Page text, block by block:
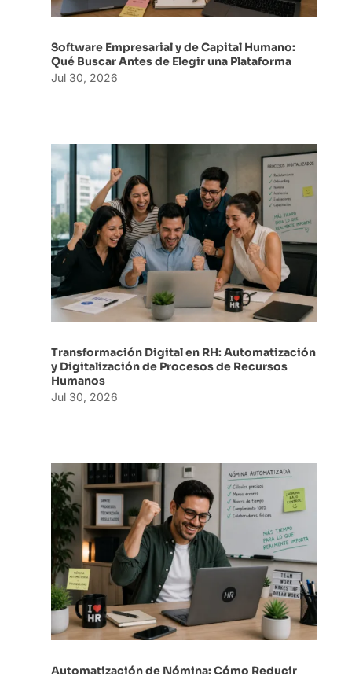
Software Empresarial y de Capital Humano:
Qué Buscar Antes de Elegir una Plataforma
Jul 30, 2026
Transformación Digital en RH: Automatización
y Digitalización de Procesos de Recursos
Humanos
Jul 30, 2026
Automatización de Nómina: Cómo Reducir